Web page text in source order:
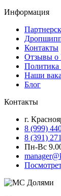
Информация
Контакты
Отзывы о
Политика
Наши
Блог
Контакты
г.
8 (999)
8 (391)
Пн-Вс